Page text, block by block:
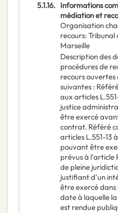
5.1.16. Informations
médiation et
Organisation
recours:
Marseille
Description des
procédures de
recours
suivantes :
aux articles
justice
être exercé
contrat. Référé
articles L.551-13
pouvant être
prévus à l'article
de pleine
justifiant d'un
être exercé dans
date à laquelle
est rendue